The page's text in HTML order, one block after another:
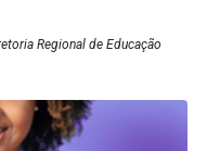
Regional de Educação